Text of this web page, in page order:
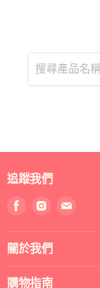
追蹤我們
們
們
關於我們
購物指南